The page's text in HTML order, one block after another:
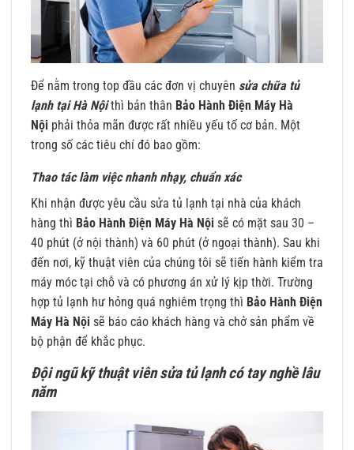
Để nằm trong top đầu các đơn vị chuyên sửa chữa tủ
lạnh tại Hà Nộithì bản thân Bảo Hành Điện Máy Hà
Nội phải thỏa mãn được rất nhiều yếu tố cơ bản. Một
trong số các tiêu chí đó bao gồm:
Thao tác làm việc nhanh nhạy, chuẩn xác
Khi nhận được yêu cầu sửa tủ lạnh tại nhà của khách
hàng thì Bảo Hành Điện Máy Hà Nội sẽ có mặt sau 30 –
40 phút (ở nội thành) và 60 phút (ở ngoại thành). Sau khi
đến nơi, kỹ thuật viên của chúng tôi sẽ tiến hành kiểm tra
máy móc tại chỗ và có phương án xử lý kịp thời. Trường
hợp tủ lạnh hư hỏng quá nghiêm trọng thì Bảo Hành Điện
Máy Hà Nội sẽ báo cáo khách hàng và chở sản phẩm về
bộ phận để khắc phục.
Đội ngũ kỹ thuật viên sửa tủ lạnh có tay nghề lâu
năm